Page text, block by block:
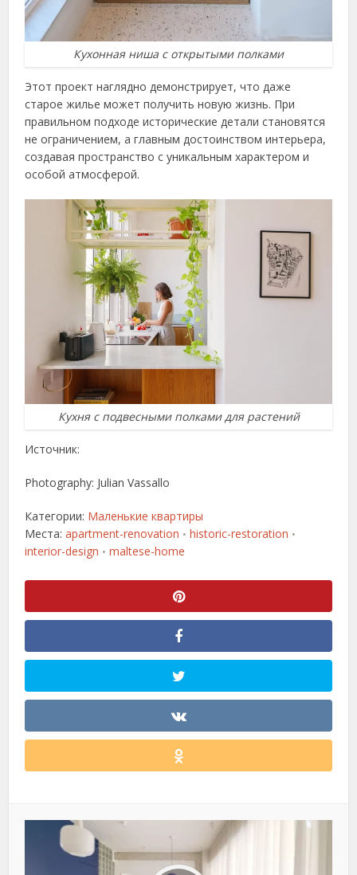
Кухонная ниша с открытыми полками
Этот проект наглядно демонстрирует, что даже
старое жилье может получить новую жизнь. При
правильном подходе исторические детали становятся
не ограничением, а главным достоинством интерьера,
создавая пространство с уникальным характером и
особой атмосферой.
Кухня с подвесными полками для растений
Источник:
Photography: Julian Vassallo
Категории: Маленькие квартиры
Места:apartment-renovation • historic-restoration •
interior-design • maltese-home